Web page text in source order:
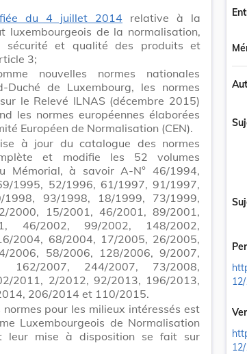
du 4 juillet 2014 relative à la
luxembourgeois de la normalisation,
sécurité et qualité des produits et
3;
nouvelles normes nationales
Duché de Luxembourg, les normes
le Relevé ILNAS (décembre 2015)
les normes européennes élaborées
Européen de Normalisation (CEN).
à jour du catalogue des normes
et modifie les 52 volumes
Mémorial, à savoir A-N° 46/1994,
1995, 52/1996, 61/1997, 91/1997,
93/1998, 18/1999, 73/1999,
2000, 15/2001, 46/2001, 89/2001,
46/2002, 99/2002, 148/2002,
2004, 68/2004, 17/2005, 26/2005,
2006, 58/2006, 128/2006, 9/2007,
162/2007, 244/2007, 73/2008,
2011, 2/2012, 92/2013, 196/2013,
206/2014 et 110/2015.
pour les milieux intéressés est
Luxembourgeois de Normalisation
leur mise à disposition se fait sur